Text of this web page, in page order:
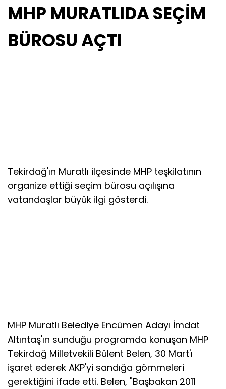
MHP MURATLIDA SEÇİM
BÜROSU AÇTI
Tekirdağ'ın Muratlı ilçesinde MHP teşkilatının
organize ettiği seçim bürosu açılışına
vatandaşlar büyük ilgi gösterdi.
MHP Muratlı Belediye Encümen Adayı İmdat
Altıntaş'ın sunduğu programda konuşan MHP
Tekirdağ Milletvekili Bülent Belen, 30 Mart'ı
işaret ederek AKP'yi sandığa gömmeleri
gerektiğini ifade etti. Belen, "Başbakan 2011